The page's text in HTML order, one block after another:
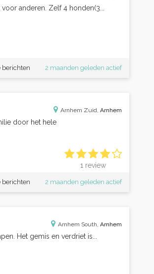
anderen. Zelf 4 honden(3...
2 maanden geleden actief
berichten
Arnhem Zuid, Arnhem
1 review
door het hele
2 maanden geleden actief
berichten
Arnhem South, Arnhem
Het gemis en verdriet is...